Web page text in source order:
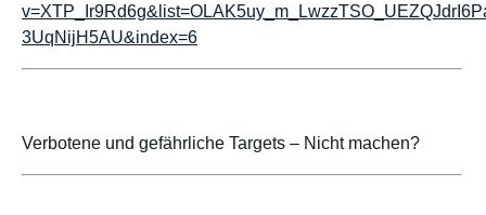
3UqNijH5AU&index=6
Verbotene und gefährliche Targets – Nicht machen?